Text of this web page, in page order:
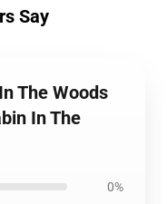
Say
The Woods
In The
0%